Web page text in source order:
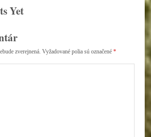
Yet
zverejnená. Vyžadované polia sú označené *